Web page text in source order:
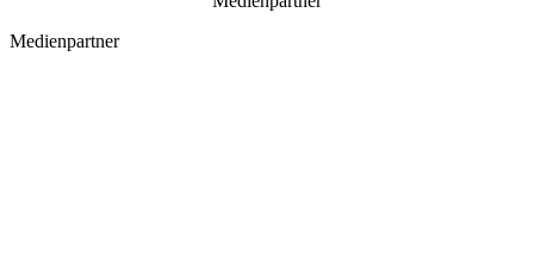
Medienpartner